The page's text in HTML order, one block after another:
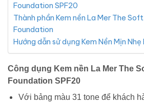
Foundation SPF20
Thành phần Kem nền La Mer The
Foundation
Hướng dẫn sử dụng Kem Nền Mịn Nhẹ
Công dụng Kem nền La Mer The
Foundation SPF20
Với bảng màu 31 tone để khách